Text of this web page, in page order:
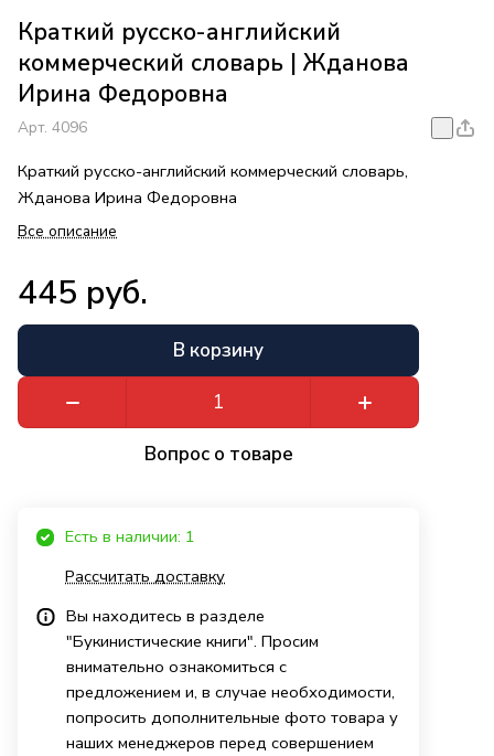
Краткий русско-английский
коммерческий словарь | Жданова
Ирина Федоровна
Арт. 4096
Краткий русско-английский коммерческий словарь,
Жданова Ирина Федоровна
Все описание
445 руб.
В корзину
Вопрос о товаре
Есть в наличии: 1
Рассчитать доставку
Вы находитесь в разделе
"Букинистические книги". Просим
внимательно ознакомиться с
предложением и, в случае необходимости,
попросить дополнительные фото товара у
наших менеджеров перед совершением